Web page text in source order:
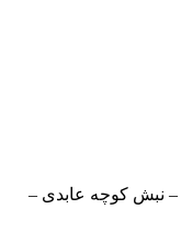
– نبش کوچه عابدی –